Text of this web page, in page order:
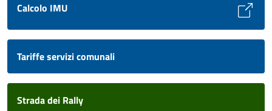
Calcolo IMU
Tariffe servizi comunali
Strada dei Rally